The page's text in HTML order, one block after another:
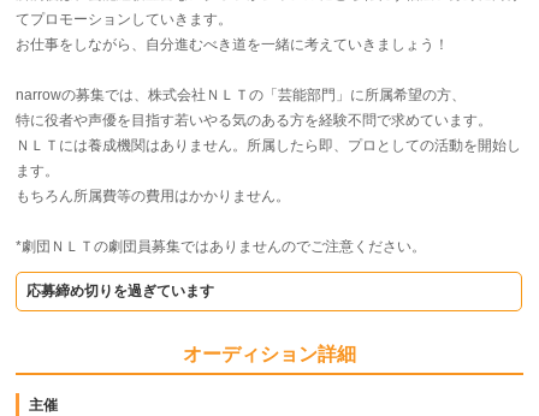
てプロモーションしていきます。
お仕事をしながら、自分進むべき道を一緒に考えていきましょう！
narrowの募集では、株式会社ＮＬＴの「芸能部門」に所属希望の方、
特に役者や声優を目指す若いやる気のある方を経験不問で求めています。
ＮＬＴには養成機関はありません。所属したら即、プロとしての活動を開始し
ます。
もちろん所属費等の費用はかかりません。
*劇団ＮＬＴの劇団員募集ではありませんのでご注意ください。
応募締め切りを過ぎています
オーディション詳細
主催